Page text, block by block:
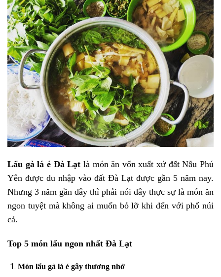
Lẩu gà lá é Đà Lạt là món ăn vốn xuất xứ đất Nẫu Phú
Yên được du nhập vào đất Đà Lạt được gần 5 năm nay.
Nhưng 3 năm gần đây thì phải nói đây thực sự là món ăn
ngon tuyệt mà không ai muốn bỏ lỡ khi đến với phố núi
cả.
Top 5 món lẩu ngon nhất Đà Lạt
Món lẩu gà lá é gây thương nhớ